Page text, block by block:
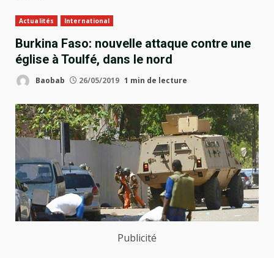
Actualités International
Burkina Faso: nouvelle attaque contre une
église à Toulfé, dans le nord
Baobab 26/05/2019 1 min de lecture
Publicité